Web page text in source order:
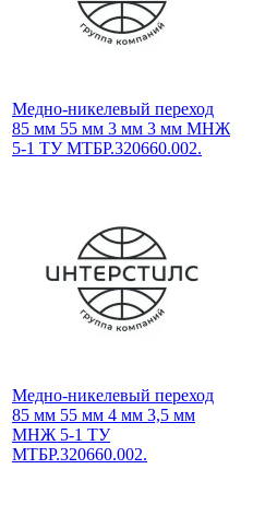
Медно-никелевый переход
85 мм 55 мм 3 мм 3 мм МНЖ
5-1 ТУ МТБР.320660.002.
Медно-никелевый переход
85 мм 55 мм 4 мм 3,5 мм
МНЖ 5-1 ТУ
МТБР.320660.002.